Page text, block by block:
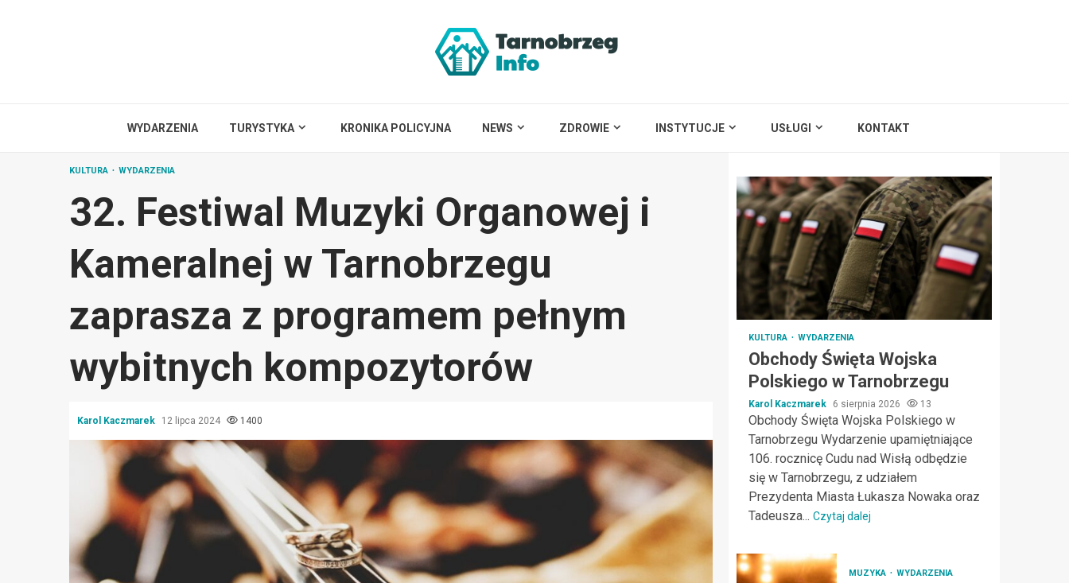
WYDARZENIA TURYSTYKA KRONIKA POLICYJNA NEWS ZDROWIE INSTYTUCJE USŁUGI KONTAKT
KULTURA WYDARZENIA
32. Festiwal Muzyki Organowej i
Kameralnej w Tarnobrzegu
zaprasza z programem pełnym
wybitnych kompozytorów
Karol Kaczmarek 12 lipca 2024 1400
KULTURA WYDARZENIA
Obchody Święta Wojska
Polskiego w Tarnobrzegu
Karol Kaczmarek 6 sierpnia 2026 13
Obchody Święta Wojska Polskiego w
Tarnobrzegu Wydarzenie upamiętniające
106. rocznicę Cudu nad Wisłą odbędzie
się w Tarnobrzegu, z udziałem
Prezydenta Miasta Łukasza Nowaka oraz
Tadeusza... Czytaj dalej
MUZYKA WYDARZENIA